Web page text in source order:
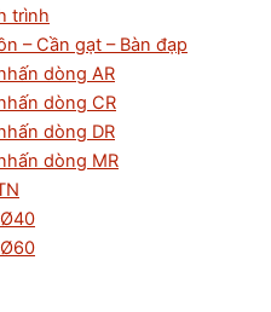
trình
– Cần gạt – Bàn đạp
dòng AR
dòng CR
dòng DR
dòng MR